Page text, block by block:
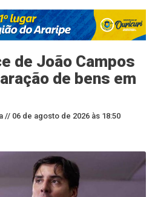
de João Campos
de bens em
// 06 de agosto de 2026 às 18:50